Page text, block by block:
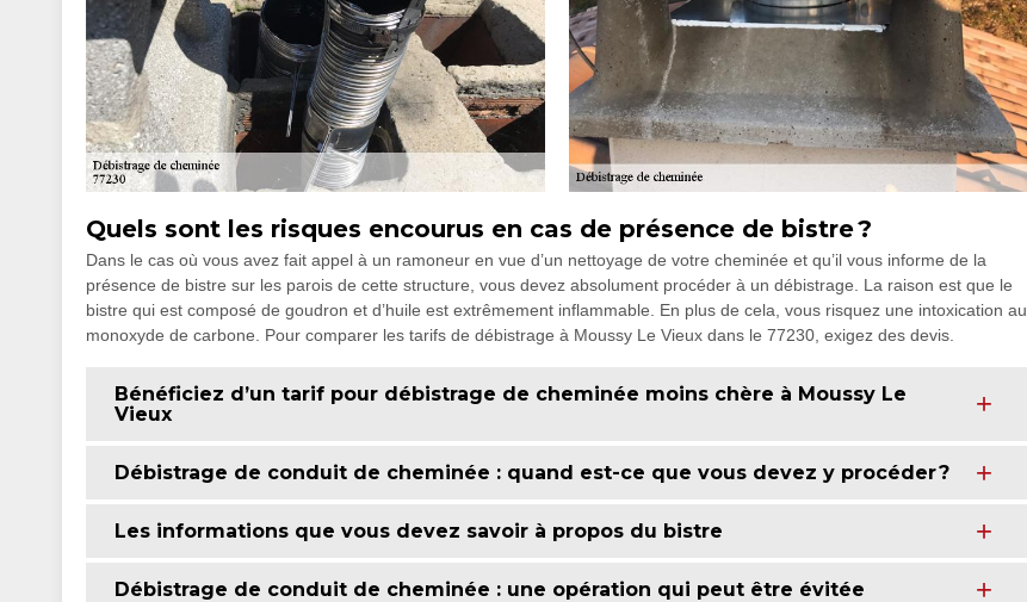
Quels sont les risques encourus en cas de présence de bistre ?
Dans le cas où vous avez fait appel à un ramoneur en vue d’un nettoyage de votre cheminée et qu’il vous informe de la
présence de bistre sur les parois de cette structure, vous devez absolument procéder à un débistrage. La raison est que le
bistre qui est composé de goudron et d’huile est extrêmement inflammable. En plus de cela, vous risquez une intoxication au
monoxyde de carbone. Pour comparer les tarifs de débistrage à Moussy Le Vieux dans le 77230, exigez des devis.
Bénéficiez d’un tarif pour débistrage de cheminée moins chère à Moussy Le
Vieux
Débistrage de conduit de cheminée : quand est-ce que vous devez y procéder ?
Les informations que vous devez savoir à propos du bistre
Débistrage de conduit de cheminée : une opération qui peut être évitée